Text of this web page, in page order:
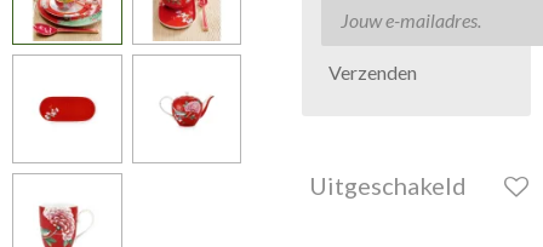
Verzenden
Uitgeschakeld